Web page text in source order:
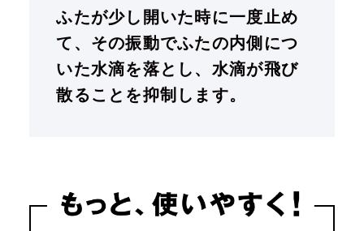
ふたが少し開いた時に一度止め
て、その振動でふたの内側につ
いた水滴を落とし、水滴が飛び
散ることを抑制します。